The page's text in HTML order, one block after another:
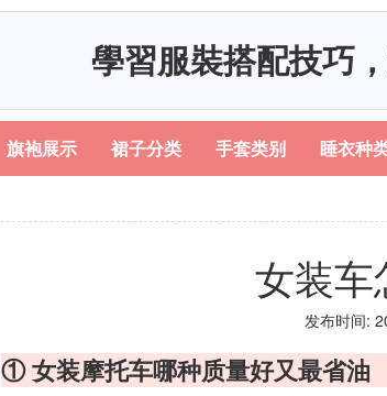
學習服裝搭配技巧
旗袍展示 裙子分类 手套类别 睡衣种
女装车
发布时间:
① 女装摩托车哪种质量好又最省油